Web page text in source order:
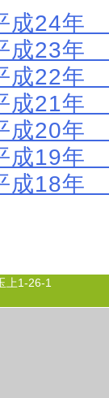
成24年
成23年
成22年
成21年
成20年
成19年
成18年
上1-26-1